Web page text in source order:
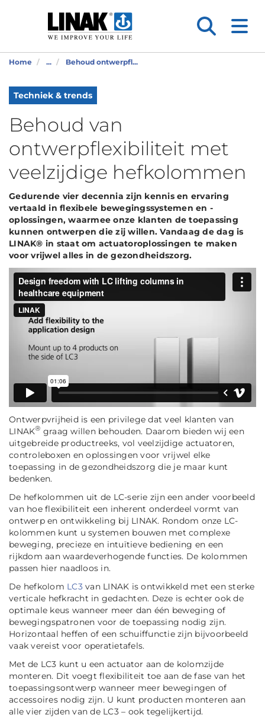
Home ... Behoud ontwerpfl...
Techniek & trends
Behoud van
ontwerpflexibiliteit met
veelzijdige hefkolommen
Gedurende vier decennia zijn kennis en ervaring
vertaald in flexibele bewegingssystemen en -
oplossingen, waarmee onze klanten de toepassing
kunnen ontwerpen die zij willen. Vandaag de dag is
LINAK® in staat om actuatoroplossingen te maken
voor vrijwel alles in de gezondheidszorg.
Ontwerpvrijheid is een privilege dat veel klanten van
LINAK® graag willen behouden. Daarom bieden wij een
uitgebreide productreeks, vol veelzijdige actuatoren,
controleboxen en oplossingen voor vrijwel elke
toepassing in de gezondheidszorg die je maar kunt
bedenken.
De hefkolommen uit de LC-serie zijn een ander voorbeeld
van hoe flexibiliteit een inherent onderdeel vormt van
ontwerp en ontwikkeling bij LINAK. Rondom onze LC-
kolommen kunt u systemen bouwen met complexe
beweging, precieze en intuïtieve bediening en een
rijkdom aan waardeverhogende functies. De kolommen
passen hier naadloos in.
De hefkolom LC3van LINAK is ontwikkeld met een sterke
verticale hefkracht in gedachten. Deze is echter ook de
optimale keus wanneer meer dan één beweging of
bewegingspatronen voor de toepassing nodig zijn.
Horizontaal heffen of een schuiffunctie zijn bijvoorbeeld
vaak vereist voor operatietafels.
Met de LC3 kunt u een actuator aan de kolomzijde
monteren. Dit voegt flexibiliteit toe aan de fase van het
toepassingsontwerp wanneer meer bewegingen of
accessoires nodig zijn. U kunt producten monteren aan
alle vier zijden van de LC3 – ook tegelijkertijd.